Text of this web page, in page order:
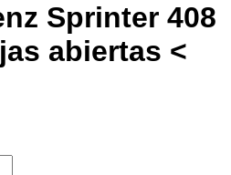
Sprinter 408
abiertas <